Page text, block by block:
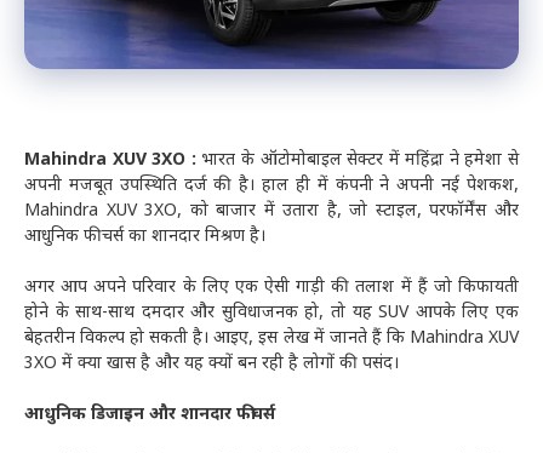
Mahindra XUV 3XO : भारत के ऑटोमोबाइल सेक्टर में महिंद्रा ने हमेशा से
अपनी मजबूत उपस्थिति दर्ज की है। हाल ही में कंपनी ने अपनी नई पेशकश,
Mahindra XUV 3XO, को बाजार में उतारा है, जो स्टाइल, परफॉर्मेंस और
आधुनिक फीचर्स का शानदार मिश्रण है।
अगर आप अपने परिवार के लिए एक ऐसी गाड़ी की तलाश में हैं जो किफायती
होने के साथ-साथ दमदार और सुविधाजनक हो, तो यह SUV आपके लिए एक
बेहतरीन विकल्प हो सकती है। आइए, इस लेख में जानते हैं कि Mahindra XUV
3XO में क्या खास है और यह क्यों बन रही है लोगों की पसंद।
आधुनिक डिजाइन और शानदार फीचर्स